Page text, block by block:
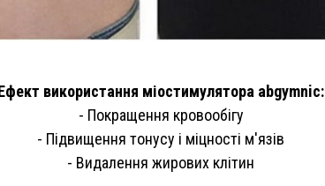
використання міостимулятора abgymnic:
- Покращення кровообігу
- Підвищення тонусу і міцності м'язів
- Видалення жирових клітин